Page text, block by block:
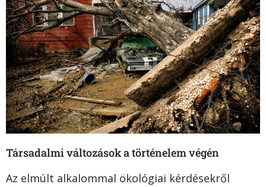
Társadalmi változások a történelem végén
Az elmúlt alkalommal ökológiai kérdésekről